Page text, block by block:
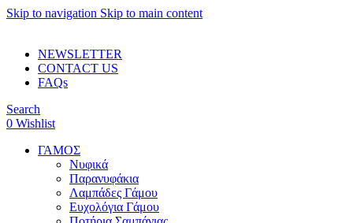
Skip to navigation Skip to main content
NEWSLETTER
CONTACT US
FAQs
Search
0 Wishlist
ΓΑΜΟΣ
Νυφικά
Παρανυφάκια
Λαμπάδες Γάμου
Ευχολόγια Γάμου